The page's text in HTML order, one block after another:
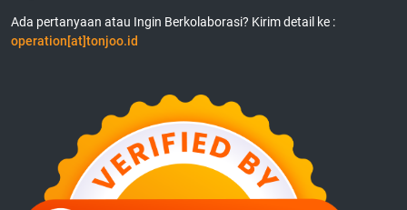
Ada pertanyaan atau Ingin Berkolaborasi? Kirim detail ke :
operation[at]tonjoo.id